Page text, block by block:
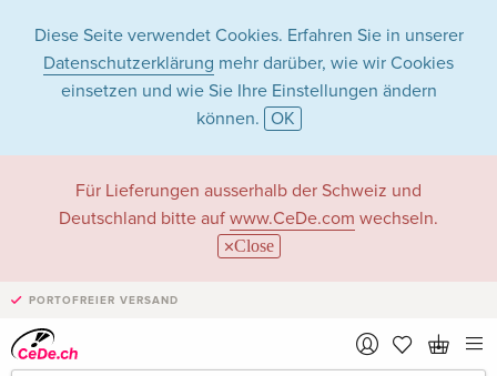
Diese Seite verwendet Cookies. Erfahren Sie in unserer
Datenschutzerklärung mehr darüber, wie wir Cookies
einsetzen und wie Sie Ihre Einstellungen ändern
können. OK
Für Lieferungen ausserhalb der Schweiz und
Deutschland bitte auf www.CeDe.com wechseln.
Close
PORTOFREIER VERSAND
›